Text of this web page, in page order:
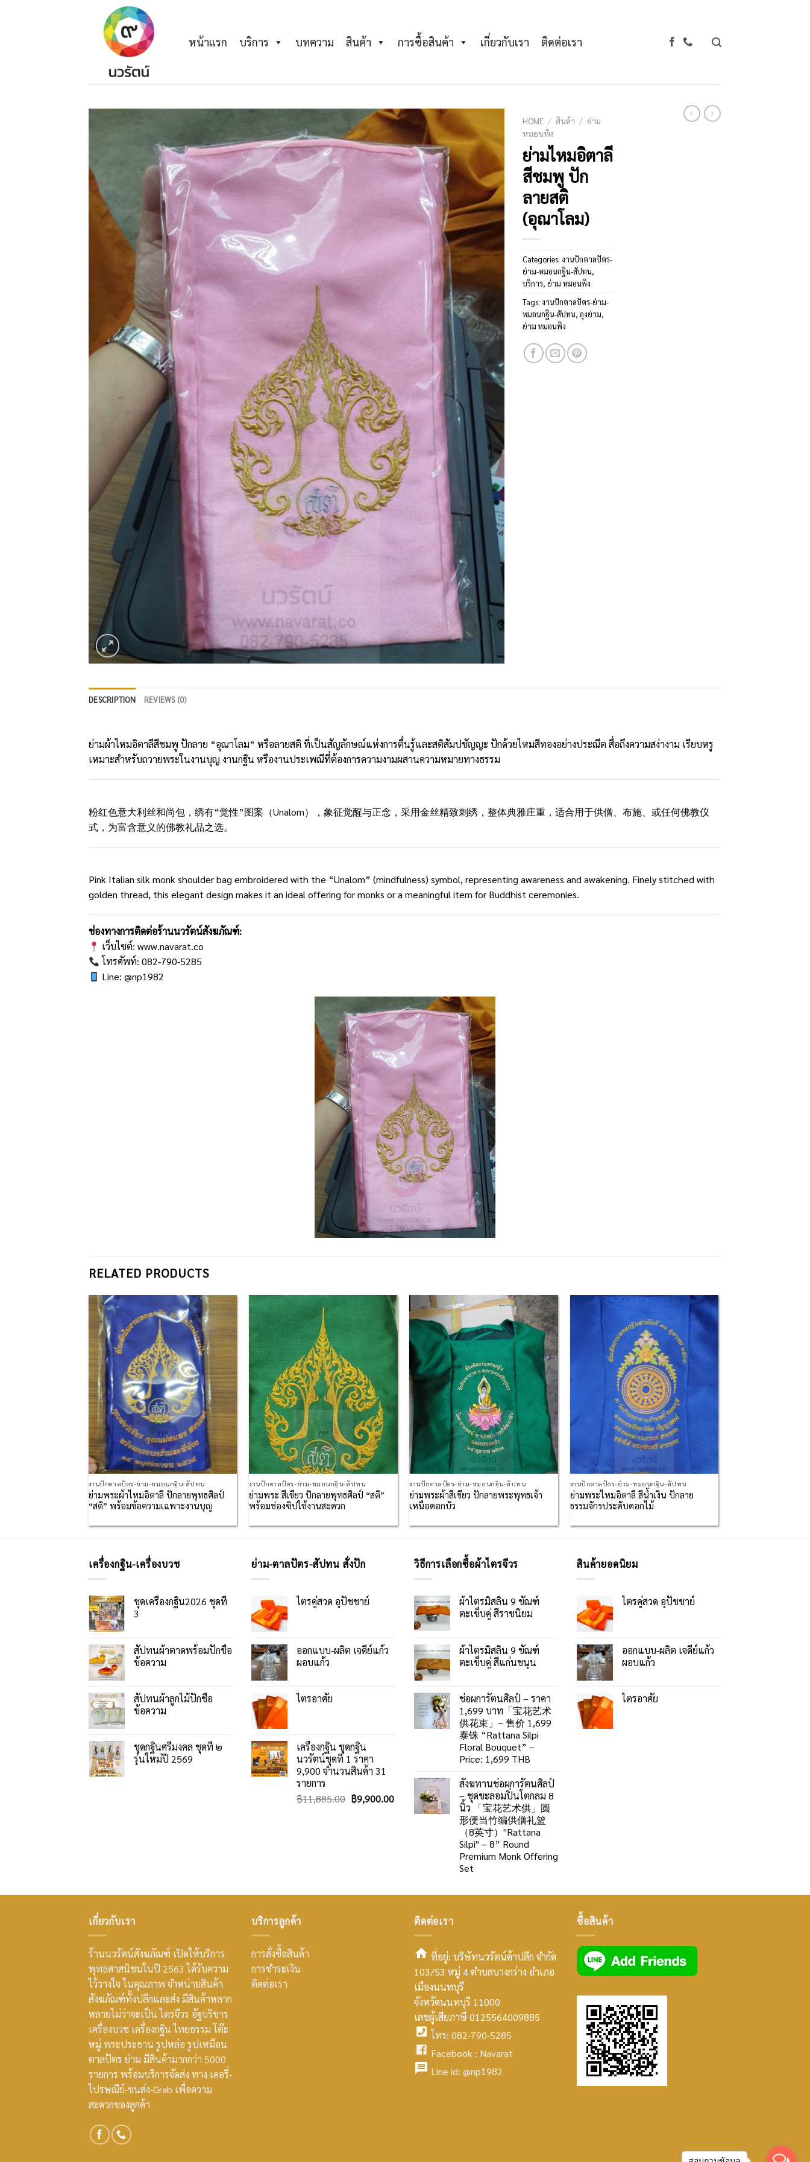
หน้าแรก บริการ บทความ สินค้า การซื้อสินค้า เกี่ยวกับเรา ติดต่อเรา
Add to
HOME / สินค้า / ย่าม
หมอนพิง
ย่ามไหมอิตาลี
สีชมพู ปัก
ลายสติ
(อุณาโลม)
Categories: งานปักตาลปัตร-
ย่าม-หมอนกฐิน-สัปทน,
บริการ, ย่าม หมอนพิง
Tags: งานปักตาลปัตร-ย่าม-
หมอนกฐิน-สัปทน, ถุงย่าม,
ย่าม หมอนพิง
DESCRIPTION REVIEWS (0)
ย่ามผ้าไหมอิตาลีสีชมพู ปักลาย “อุณาโลม” หรือลายสติ ที่เป็นสัญลักษณ์แห่งการตื่นรู้และสติสัมปชัญญะ ปักด้วยไหมสีทองอย่างประณีต สื่อถึงความสง่างาม เรียบหรู
เหมาะสำหรับถวายพระในงานบุญ งานกฐิน หรืองานประเพณีที่ต้องการความงามผสานความหมายทางธรรม
粉红色意大利丝和尚包，绣有“觉性”图案（Unalom），象征觉醒与正念，采用金丝精致刺绣，整体典雅庄重，适合用于供僧、布施、或任何佛教仪
式，为富含意义的佛教礼品之选。
Pink Italian silk monk shoulder bag embroidered with the “Unalom” (mindfulness) symbol, representing awareness and awakening. Finely stitched with
golden thread, this elegant design makes it an ideal offering for monks or a meaningful item for Buddhist ceremonies.
ช่องทางการติดต่อร้านนวรัตน์สังฆภัณฑ์:
เว็บไซต์:www.navarat.co
โทรศัพท์: 082-790-5285
Line: @np1982
RELATED PRODUCTS
Add to
Wishlist
งานปักตาลปัตร-ย่าม-หมอนกฐิน-สัปทน
ย่ามพระผ้าไหมอิตาลี ปักลายพุทธศิลป์
“สติ” พร้อมข้อความเฉพาะงานบุญ
Add to
Wishlist
งานปักตาลปัตร-ย่าม-หมอนกฐิน-สัปทน
ย่ามพระ สีเขียว ปักลายพุทธศิลป์ “สติ”
พร้อมช่องซิปใช้งานสะดวก
Add to
Wishlist
งานปักตาลปัตร-ย่าม-หมอนกฐิน-สัปทน
ย่ามพระผ้าสีเขียว ปักลายพระพุทธเจ้า
เหนือดอกบัว
Add to
งานปักตาลปัตร-ย่าม-หมอนกฐิน-สัปทน
ย่ามพระไหมอิตาลี สีน้ำเงิน ปักลาย
ธรรมจักรประดับดอกไม้
เครื่องกฐิน-เครื่องบวช
ชุดเครื่องกฐิน2026 ชุดที่
3
สัปทนผ้าตาดพร้อมปักชื่อ
ข้อความ
สัปทนผ้าลูกไม้ปักชื่อ
ข้อความ
ชุดกฐินศรีมงคล ชุดที่ ๒
รุ่นใหม่ปี 2569
ย่าม-ตาลปัตร-สัปทน สั่งปัก
ไตรคู่สวด อุปัชชาย์
ออกแบบ-ผลิต เจดีย์แก้ว
ผอบแก้ว
ไตรอาศัย
เครื่องกฐิน ชุดกฐิน
นวรัตน์ชุดที่ 1 ราคา
9,900 จำนวนสินค้า 31
รายการ
฿11,885.00 ฿9,900.00
วิธีการเลือกซื้อผ้าไตรจีวร
ผ้าไตรมิสลิน 9 ขัณฑ์
ตะเข็บคู่ สีราชนิยม
ผ้าไตรมิสลิน 9 ขัณฑ์
ตะเข็บคู่ สีแก่นขนุน
ช่อผการัตนศิลป์ – ราคา
1,699 บาท「宝花艺术
供花束」– 售价 1,699
泰铢 “Rattana Silpi
Floral Bouquet” –
Price: 1,699 THB
สังฆทานช่อผการัตนศิลป์
– ชุดชะลอมปิ่นโตกลม 8
นิ้ว 「宝花艺术供」圆
形便当竹编供僧礼篮
（8英寸）"Rattana
Silpi" – 8” Round
Premium Monk Offering
Set
สินค้ายอดนิยม
ไตรคู่สวด อุปัชชาย์
ออกแบบ-ผลิต เจดีย์แก้ว
ผอบแก้ว
ไตรอาศัย
เกี่ยวกับเรา
ร้านนวรัตน์สังฆภัณฑ์ เปิดให้บริการ
พุทธศาสนิชนในปี 2563 ได้รับความ
ไว้วางใจ ในคุณภาพ จำหน่ายสินค้า
สังฆภัณฑ์ทั้งปลีกและส่ง มีสินค้าหลาก
หลายไม่ว่าจะเป็น ไตรจีวร อัฐบริขาร
เครื่องบวช เครื่องกฐิน ไทยธรรม โต๊ะ
หมู่ พระประธาน รูปหล่อ รูปเหมือน
ตาลปัตร ย่าม มีสินค้ามากกว่า 5000
รายการ พร้อมบริการจัดส่ง ทาง เคอรี่-
ไปรษณีย์-ขนส่ง-Grab เพื่อความ
สะดวกของลูกค้า
บริการลูกค้า
การสั่งซื้อสินค้า
การชำระเงิน
ติดต่อเรา
ติดต่อเรา
smt2
home
icon
ที่อยู่: บริษัทนวรัตน์ค้าปลีก จำกัด
103/53 หมู่ 4 ตำบลบางกร่าง อำเภอ
เมืองนนทบุรี
จังหวัดนนทบุรี 11000
เลขผู้เสียภาษี 0125564009885
facebook
icon
โทร: 082-790-5285
facebook
Facebook : Navarat
Line id: @np1982
ซื้อสินค้า